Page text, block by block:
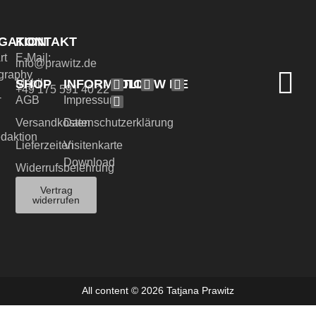
KONTAKT
E-Mail:
info@prawitz.de
Mobil:
+49 175 591 40 22
SHOP
AGB
Versandkosten
Lieferzeiten
Widerrufsbelehrung
Vertrag
widerrufen
INFORMATION
Impressum
Datenschutzerklärung
Visitenkarte
Download
FOLLOW ME
All content © 2026 Tatjana Prawitz